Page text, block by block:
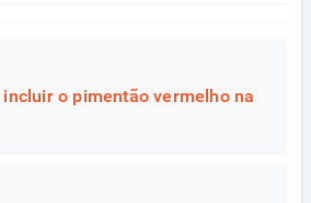
o pimentão vermelho na